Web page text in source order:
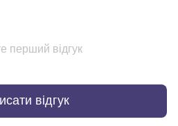
перший відгук
відгук